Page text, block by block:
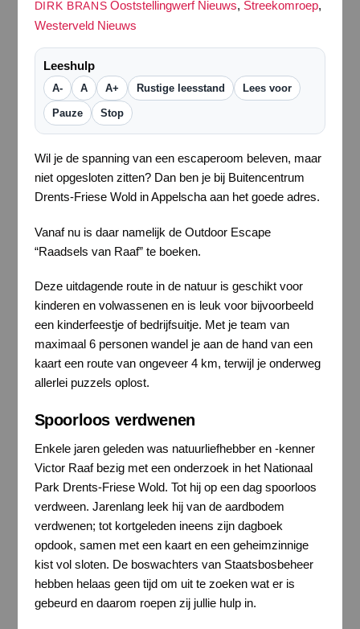
DIRK BRANS Ooststellingwerf Nieuws, Streekomroep,
Westerveld Nieuws
Leeshulp
A- A A+ Rustige leesstand Lees voor
Pauze Stop
Wil je de spanning van een escaperoom beleven, maar
niet opgesloten zitten? Dan ben je bij Buitencentrum
Drents-Friese Wold in Appelscha aan het goede adres.
Vanaf nu is daar namelijk de Outdoor Escape
“Raadsels van Raaf” te boeken.
Deze uitdagende route in de natuur is geschikt voor
kinderen en volwassenen en is leuk voor bijvoorbeeld
een kinderfeestje of bedrijfsuitje. Met je team van
maximaal 6 personen wandel je aan de hand van een
kaart een route van ongeveer 4 km, terwijl je onderweg
allerlei puzzels oplost.
Spoorloos verdwenen
Enkele jaren geleden was natuurliefhebber en -kenner
Victor Raaf bezig met een onderzoek in het Nationaal
Park Drents-Friese Wold. Tot hij op een dag spoorloos
verdween. Jarenlang leek hij van de aardbodem
verdwenen; tot kortgeleden ineens zijn dagboek
opdook, samen met een kaart en een geheimzinnige
kist vol sloten. De boswachters van Staatsbosbeheer
hebben helaas geen tijd om uit te zoeken wat er is
gebeurd en daarom roepen zij jullie hulp in.